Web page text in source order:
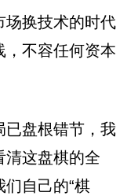
场换技术的时代
，不容任何资本
已盘根错节，我
清这盘棋的全
自己的“棋